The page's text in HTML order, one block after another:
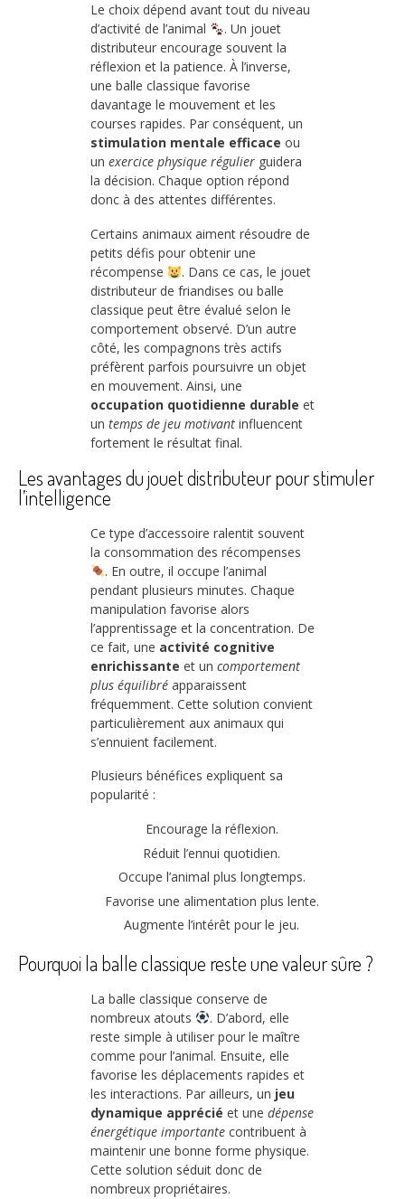
Le choix dépend avant tout du niveau
d’activité de l’animal
. Un jouet
distributeur encourage souvent la
réflexion et la patience. À l’inverse,
une balle classique favorise
davantage le mouvement et les
courses rapides. Par conséquent, un
stimulation mentale efficace ou
un exercice physique régulier guidera
la décision. Chaque option répond
donc à des attentes différentes.
Certains animaux aiment résoudre de
petits défis pour obtenir une
récompense
. Dans ce cas, le jouet
distributeur de friandises ou balle
classique peut être évalué selon le
comportement observé. D’un autre
côté, les compagnons très actifs
préfèrent parfois poursuivre un objet
en mouvement. Ainsi, une
occupation quotidienne durable et
un temps de jeu motivant influencent
fortement le résultat final.
Les avantages du jouet distributeur pour stimuler
l’intelligence
Ce type d’accessoire ralentit souvent
la consommation des récompenses
. En outre, il occupe l’animal
pendant plusieurs minutes. Chaque
manipulation favorise alors
l’apprentissage et la concentration. De
ce fait, une activité cognitive
enrichissante et un comportement
plus équilibré apparaissent
fréquemment. Cette solution convient
particulièrement aux animaux qui
s’ennuient facilement.
Plusieurs bénéfices expliquent sa
popularité :
Encourage la réflexion.
Réduit l’ennui quotidien.
Occupe l’animal plus longtemps.
Favorise une alimentation plus lente.
Augmente l’intérêt pour le jeu.
Pourquoi la balle classique reste une valeur sûre ?
La balle classique conserve de
nombreux atouts
. D’abord, elle
reste simple à utiliser pour le maître
comme pour l’animal. Ensuite, elle
favorise les déplacements rapides et
les interactions. Par ailleurs, un jeu
dynamique apprécié et une dépense
énergétique importante contribuent à
maintenir une bonne forme physique.
Cette solution séduit donc de
nombreux propriétaires.